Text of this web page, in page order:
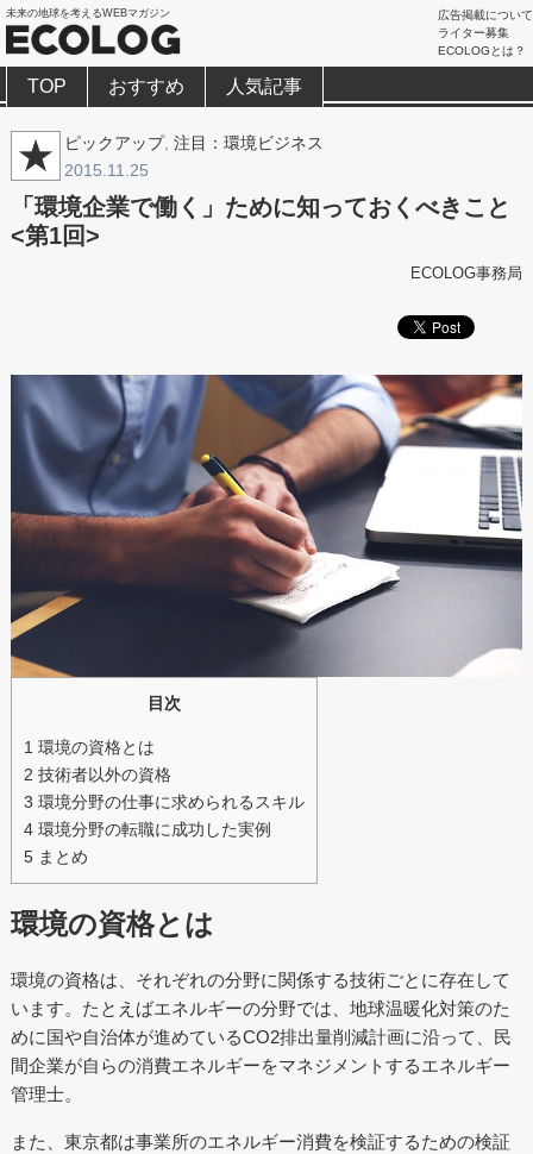
未来の地球を考えるWEBマガジン
広告掲載について
ライター募集
ECOLOGとは？
TOP おすすめ 人気記事
ピックアップ, 注目：環境ビジネス
2015.11.25
「環境企業で働く」ために知っておくべきこと
<第1回>
ECOLOG事務局
目次
1 環境の資格とは
2 技術者以外の資格
3 環境分野の仕事に求められるスキル
4環境分野の転職に成功した実例
5まとめ
環境の資格とは
環境の資格は、それぞれの分野に関係する技術ごとに存在して
います。たとえばエネルギーの分野では、地球温暖化対策のた
めに国や自治体が進めているCO2排出量削減計画に沿って、民
間企業が自らの消費エネルギーをマネジメントするエネルギー
管理士。
また、東京都は事業所のエネルギー消費を検証するための検証